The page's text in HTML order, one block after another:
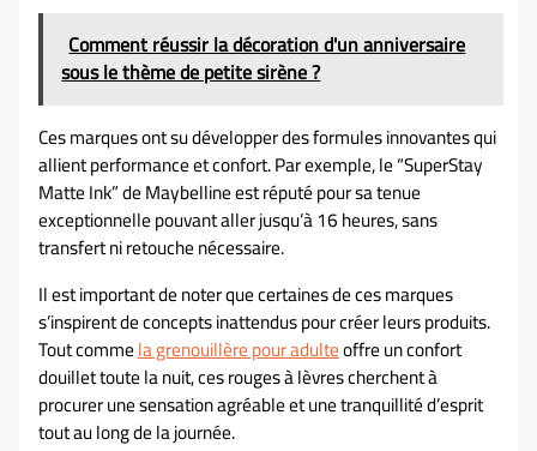
Comment réussir la décoration d'un anniversaire
sous le thème de petite sirène ?
Ces marques ont su développer des formules innovantes qui
allient performance et confort. Par exemple, le “SuperStay
Matte Ink” de Maybelline est réputé pour sa tenue
exceptionnelle pouvant aller jusqu’à 16 heures, sans
transfert ni retouche nécessaire.
Il est important de noter que certaines de ces marques
s’inspirent de concepts inattendus pour créer leurs produits.
Tout commela grenouillère pour adulteoffre un confort
douillet toute la nuit, ces rouges à lèvres cherchent à
procurer une sensation agréable et une tranquillité d’esprit
tout au long de la journée.